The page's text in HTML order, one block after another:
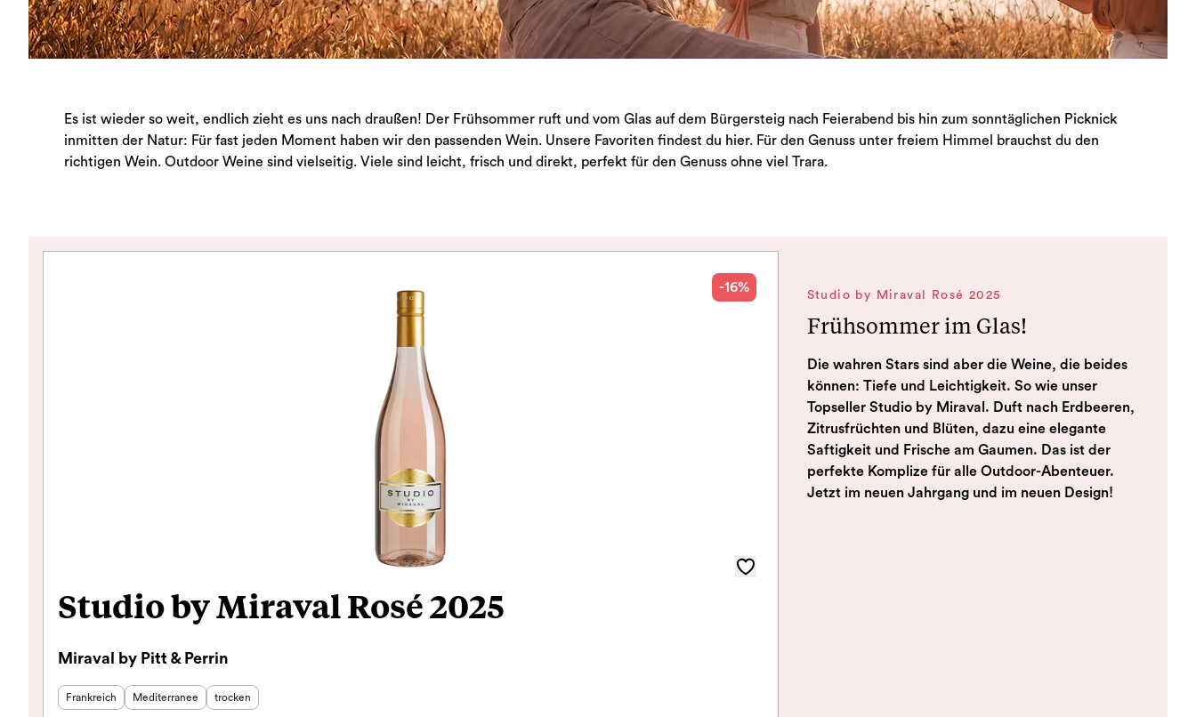
Es ist wieder so weit, endlich zieht es uns nach draußen! Der Frühsommer ruft und vom Glas auf dem Bürgersteig nach Feierabend bis hin zum sonntäglichen Picknick
inmitten der Natur: Für fast jeden Moment haben wir den passenden Wein. Unsere Favoriten findest du hier. Für den Genuss unter freiem Himmel brauchst du den
richtigen Wein. Outdoor Weine sind vielseitig. Viele sind leicht, frisch und direkt, perfekt für den Genuss ohne viel Trara.
-16%
Studio by Miraval Rosé 2025
Miraval by Pitt & Perrin
Herkunftsland :
Frankreich Herkunftsregion
Mediterranee Geschmack
trocken
Studio by Miraval Rosé 2025
Frühsommer im Glas!
Die wahren Stars sind aber die Weine, die beides
können: Tiefe und Leichtigkeit. So wie unser
Topseller Studio by Miraval. Duft nach Erdbeeren,
Zitrusfrüchten und Blüten, dazu eine elegante
Saftigkeit und Frische am Gaumen. Das ist der
perfekte Komplize für alle Outdoor-Abenteuer.
Jetzt im neuen Jahrgang und im neuen Design!